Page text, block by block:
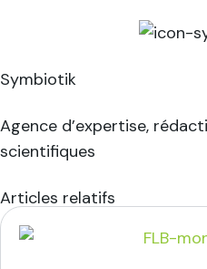
Symbiotik
Agence d’expertise,
scientifiques
Articles relatifs